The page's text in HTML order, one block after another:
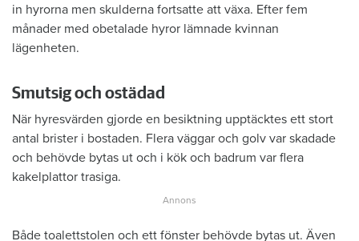
in hyrorna men skulderna fortsatte att växa. Efter fem
månader med obetalade hyror lämnade kvinnan
lägenheten.
Smutsig och ostädad
När hyresvärden gjorde en besiktning upptäcktes ett stort
antal brister i bostaden. Flera väggar och golv var skadade
och behövde bytas ut och i kök och badrum var flera
kakelplattor trasiga.
Både toalettstolen och ett fönster behövde bytas ut. Även